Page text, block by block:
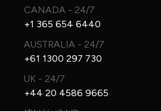
CANADA - 24/7
+1 365 654 6440
AUSTRALIA - 24/7
+61 1300 297 730
UK - 24/7
+44 20 4586 9665